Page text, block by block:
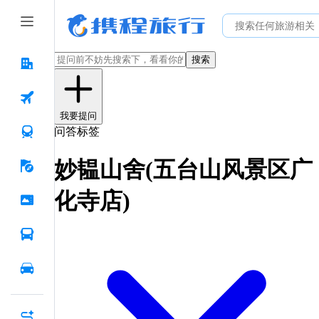
搜索
我要提问
问答标签
妙韫山舍(五台山风景区广
化寺店)